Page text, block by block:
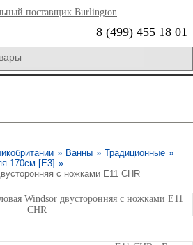
8 (499) 455 18 01
» Ванны » Традиционные »
170см [E3] »
с ножками E11 CHR